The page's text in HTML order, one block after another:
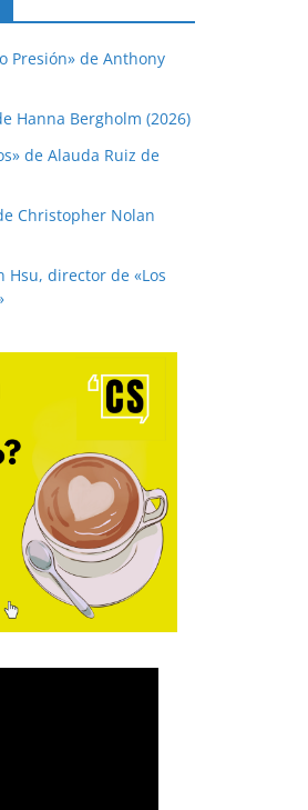
Presión» de Anthony
Hanna Bergholm (2026)
de Alauda Ruiz de
Christopher Nolan
Hsu, director de «Los